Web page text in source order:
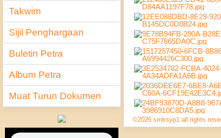
Takwim
Sijil Penghargaan
Buletin Petra
Album Petra
Muat Turun Dokumen
©2026 smksyp1 all rights